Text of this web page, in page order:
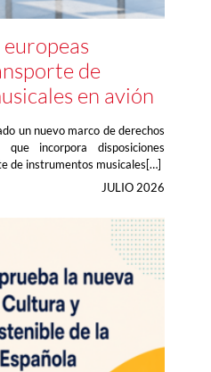
de
en avión
un nuevo marco de derechos
incorpora disposiciones
de instrumentos musicales[…]
JULIO 2026